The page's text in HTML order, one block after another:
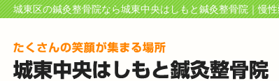
城東区の鍼灸整骨院なら城東中央はしもと鍼灸整骨院｜慢